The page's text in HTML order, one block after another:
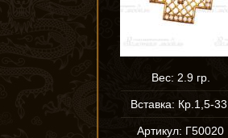
Вес: 2.9 гр.
Вставка: Кр.1,5-33.
Артикул: Г50020